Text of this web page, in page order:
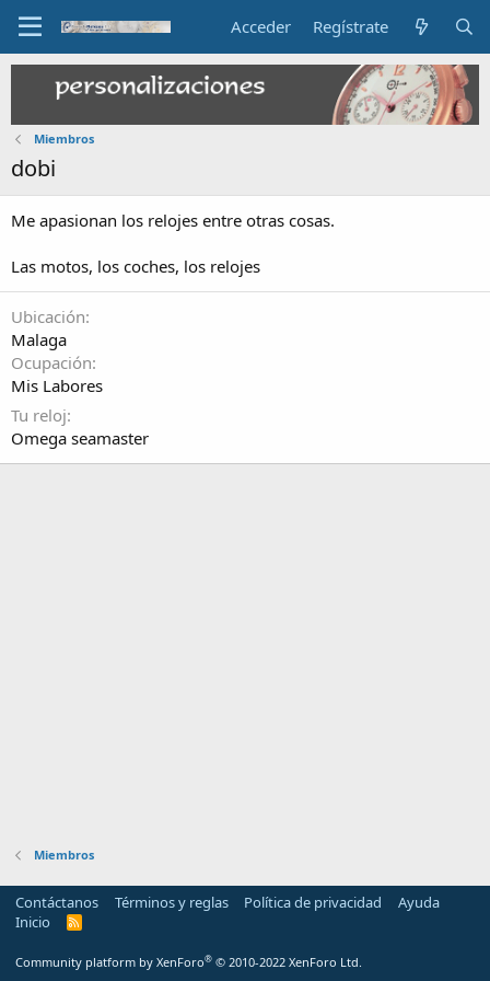
Acceder Regístrate
Miembros
dobi
Me apasionan los relojes entre otras cosas.
Las motos, los coches, los relojes
Ubicación
Malaga
Ocupación
Mis Labores
Tu reloj
Omega seamaster
Miembros
Contáctanos Términos y reglas Política de privacidad
Ayuda
Inicio
R
Community platform by XenForo® © 2010-2022 XenForo Ltd.